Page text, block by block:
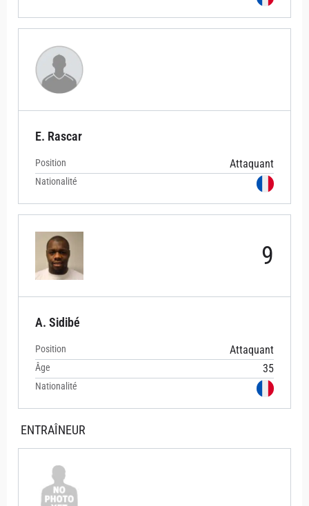
E. Rascar
Position Attaquant
Nationalité
9
A. Sidibé
Position Attaquant
Âge 35
Nationalité
ENTRAÎNEUR